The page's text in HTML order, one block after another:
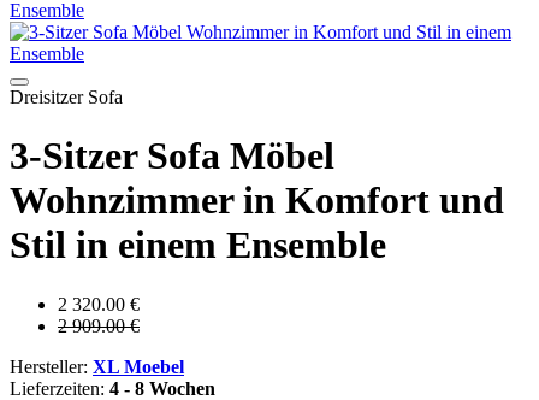
Dreisitzer Sofa
3-Sitzer Sofa Möbel
Wohnzimmer in Komfort und
Stil in einem Ensemble
2 320.00 €
2 909.00 €
Hersteller: XL Moebel
Lieferzeiten: 4 - 8 Wochen